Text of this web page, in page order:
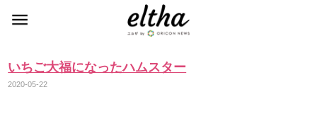
いちご大福になったハムスター
2020-05-22